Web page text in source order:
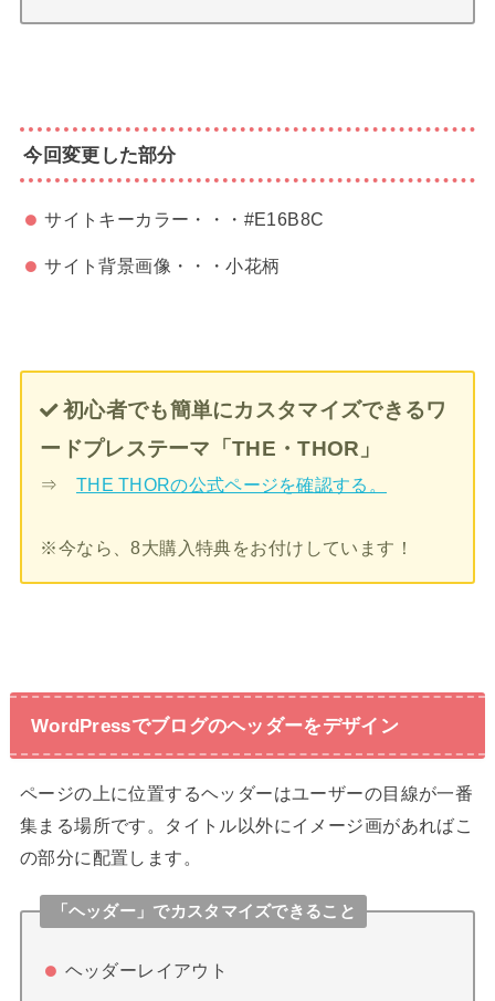
今回変更した部分
サイトキーカラー・・・#E16B8C
サイト背景画像・・・小花柄
初心者でも簡単にカスタマイズできるワ
ードプレステーマ「THE・THOR」
⇒ THE THORの公式ページを確認する。
※今なら、8大購入特典をお付けしています！
WordPressでブログのヘッダーをデザイン
ページの上に位置するヘッダーはユーザーの目線が一番
集まる場所です。タイトル以外にイメージ画があればこ
の部分に配置します。
「ヘッダー」でカスタマイズできること
ヘッダーレイアウト